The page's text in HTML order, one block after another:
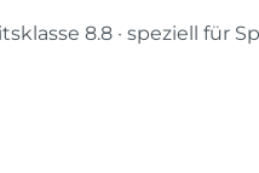
8.8 · speziell für